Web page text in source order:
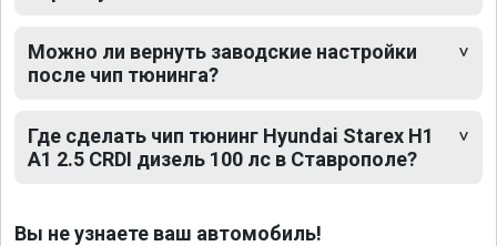
Можно ли вернуть заводские настройки
после чип тюнинга?
Где сделать чип тюнинг Hyundai Starex H1
A1 2.5 CRDI дизель 100 лс в Ставрополе?
Вы не узнаете ваш автомобиль!